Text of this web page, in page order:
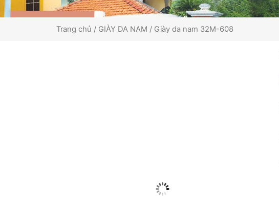
Trang chủ / GIÀY DA NAM / Giày da nam 32M-608